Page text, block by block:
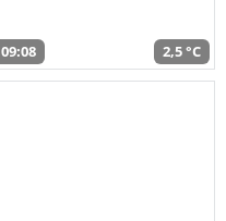
09:08 2,5 °C